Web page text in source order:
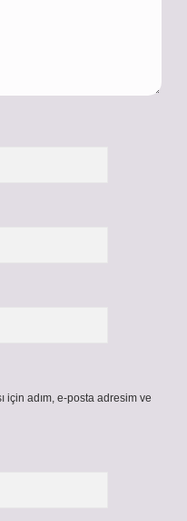
için adım, e-posta adresim ve